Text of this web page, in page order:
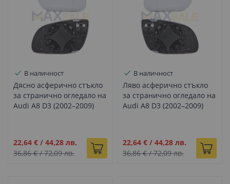
В наличност
Дясно асферично стъкло
за странично огледало на
Audi A8 D3 (2002–2009)
Промо
цена
22,64 € / 44,28 лв.
36,86 €/72,09 лв.
В наличност
Ляво асферично стъкло
за странично огледало на
Audi A8 D3 (2002–2009)
Промо
цена
22,64 € /44,28 лв.
36,86 €/72,09 лв.